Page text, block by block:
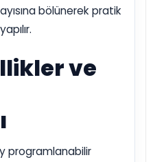
bölünerek pratik
ve
programlanabilir